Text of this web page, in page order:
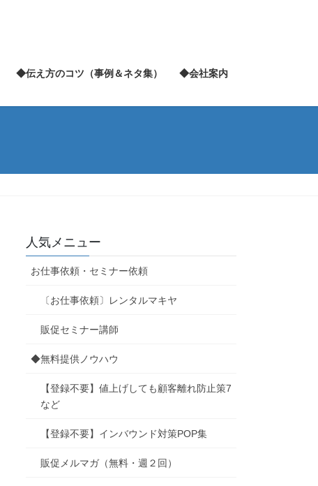
◆伝え方のコツ（事例＆ネタ集） ◆会社案内
人気メニュー
お仕事依頼・セミナー依頼
〔お仕事依頼〕レンタルマキヤ
販促セミナー講師
◆無料提供ノウハウ
【登録不要】値上げしても顧客離れ防止策7
など
【登録不要】インバウンド対策POP集
販促メルマガ（無料・週２回）